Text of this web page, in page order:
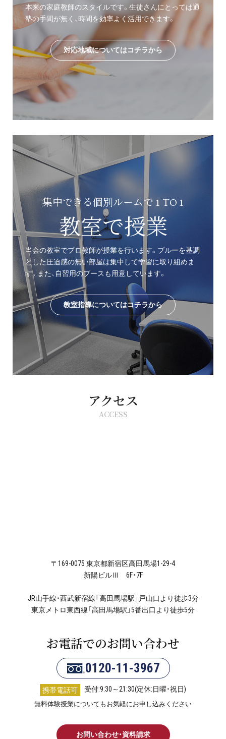
本来の家庭教師のスタイルです。生徒さんにとっては通
塾の手間が無く、時間を効率よく活用できます。
対応地域についてはコチラから
集中できる個別ルームで 1 TO 1
教室で授業
当会の教室でプロ教師が授業を行います。ブルーを基調
とした圧迫感の無い部屋は集中して学習に取り組めま
す。また、自習用のブースも用意しています。
教室指導についてはコチラから
アクセス
ACCESS
〒169-0075 東京都新宿区高田馬場1-29-4
新陽ビルⅢ 6F・7F
JR山手線・西武新宿線「高田馬場駅」戸山口より徒歩3分
東京メトロ東西線「高田馬場駅」5番出口より徒歩5分
お電話でのお問い合わせ
0120-11-3967
携帯電話可 受付:9:30～21:30(定休:日曜・祝日)
無料体験授業についてもお気軽にお申し込みください
お問い合わせ・資料請求